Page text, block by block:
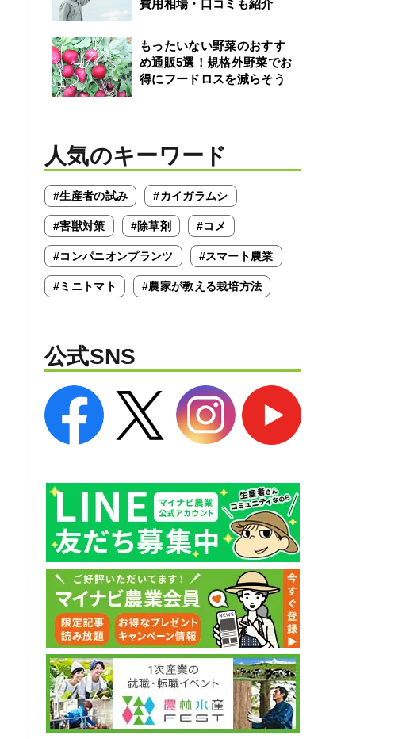
費用相場・口コミも紹介
もったいない野菜のおすす
め通販5選！規格外野菜でお
得にフードロスを減らそう
人気のキーワード
#生産者の試み #カイガラムシ
#害獣対策 #除草剤 #コメ
#コンパニオンプランツ #スマート農業
#ミニトマト #農家が教える栽培方法
公式SNS